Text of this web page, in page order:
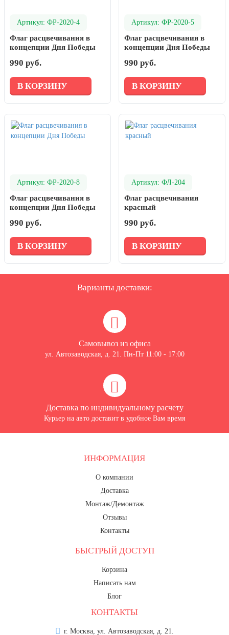
Артикул: ФР-2020-4
Флаг расцвечивания в
концепции Дня Победы
990 руб.
В КОРЗИНУ
Артикул: ФР-2020-5
Флаг расцвечивания в
концепции Дня Победы
990 руб.
В КОРЗИНУ
Артикул: ФР-2020-8
Флаг расцвечивания в
концепции Дня Победы
990 руб.
В КОРЗИНУ
Артикул: ФЛ-204
Флаг расцвечивания
красный
990 руб.
В КОРЗИНУ
Варианты доставки:
Самовывоз из офиса
ул. Автозаводская, д. 21. Пн-Пт 11:00 - 17:00
Доставка по индивидуальному расчету
Курьер на авто доставит в удобное Вам время
ИНФОРМАЦИЯ
О компании
Доставка
Монтаж/Демонтаж
Отзывы
Контакты
БЫСТРЫЙ ДОСТУП
Корзина
Написать нам
Блог
КОНТАКТЫ
г. Москва, ул. Автозаводская, д. 21.